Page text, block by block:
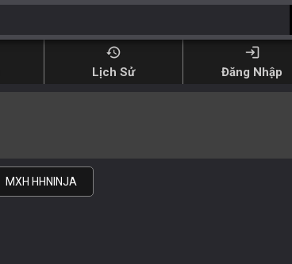
history
Lịch Sử
login
Đăng Nhập
MXH HHNINJA